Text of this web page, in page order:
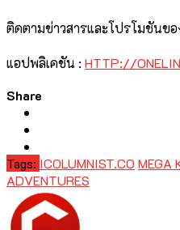
ติดตามข่าวสารและโปรโมชันขอ
แอปพลิเคชัน : HTTP://
Share
Tags: ICOLUMNIST.CO MEGA
ADVENTURES